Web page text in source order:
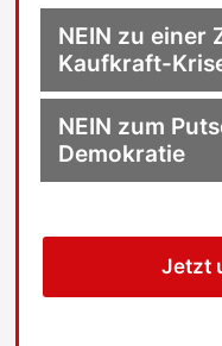
NEIN zu einer
Kaufkraft-
NEIN zum
Demokratie
Jetzt